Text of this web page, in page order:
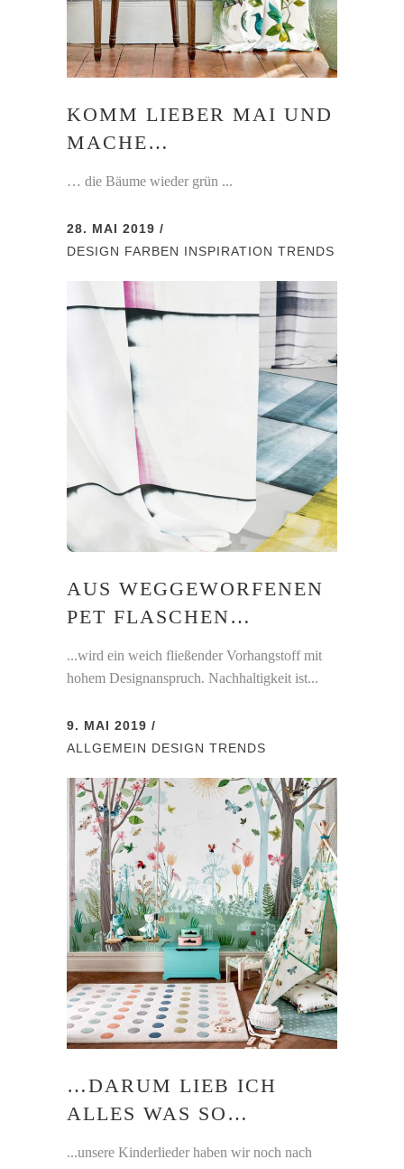
KOMM LIEBER MAI UND
MACHE…
… die Bäume wieder grün ...
28. MAI 2019
DESIGN FARBEN INSPIRATION TRENDS
AUS WEGGEWORFENEN
PET FLASCHEN…
...wird ein weich fließender Vorhangstoff mit
hohem Designanspruch. Nachhaltigkeit ist...
9. MAI 2019
ALLGEMEIN DESIGN TRENDS
…DARUM LIEB ICH
ALLES WAS SO…
...unsere Kinderlieder haben wir noch nach